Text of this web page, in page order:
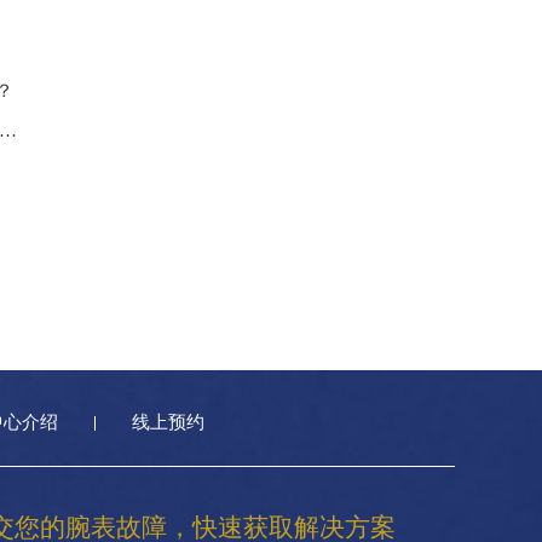
· 卡地亚手表有哪些保养方法|卡地亚手表保养
心介绍 线上预约
您的腕表故障，快速获取解决方案